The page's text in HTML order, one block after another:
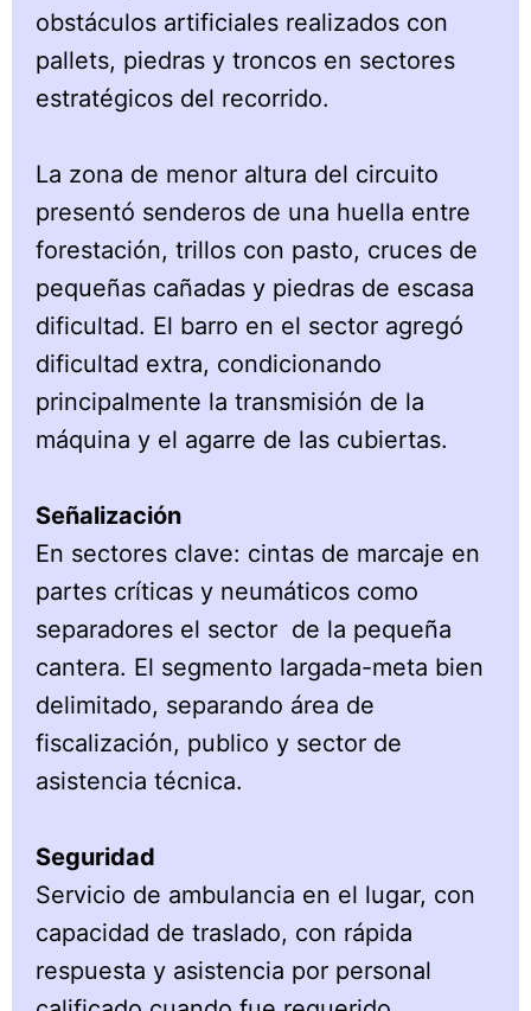
obstáculos artificiales realizados con
pallets, piedras y troncos en sectores
estratégicos del recorrido.
La zona de menor altura del circuito
presentó senderos de una huella entre
forestación, trillos con pasto, cruces de
pequeñas cañadas y piedras de escasa
dificultad. El barro en el sector agregó
dificultad extra, condicionando
principalmente la transmisión de la
máquina y el agarre de las cubiertas.
Señalización
En sectores clave: cintas de marcaje en
partes críticas y neumáticos como
separadores el sector de la pequeña
cantera. El segmento largada-meta bien
delimitado, separando área de
fiscalización, publico y sector de
asistencia técnica.
Seguridad
Servicio de ambulancia en el lugar, con
capacidad de traslado, con rápida
respuesta y asistencia por personal